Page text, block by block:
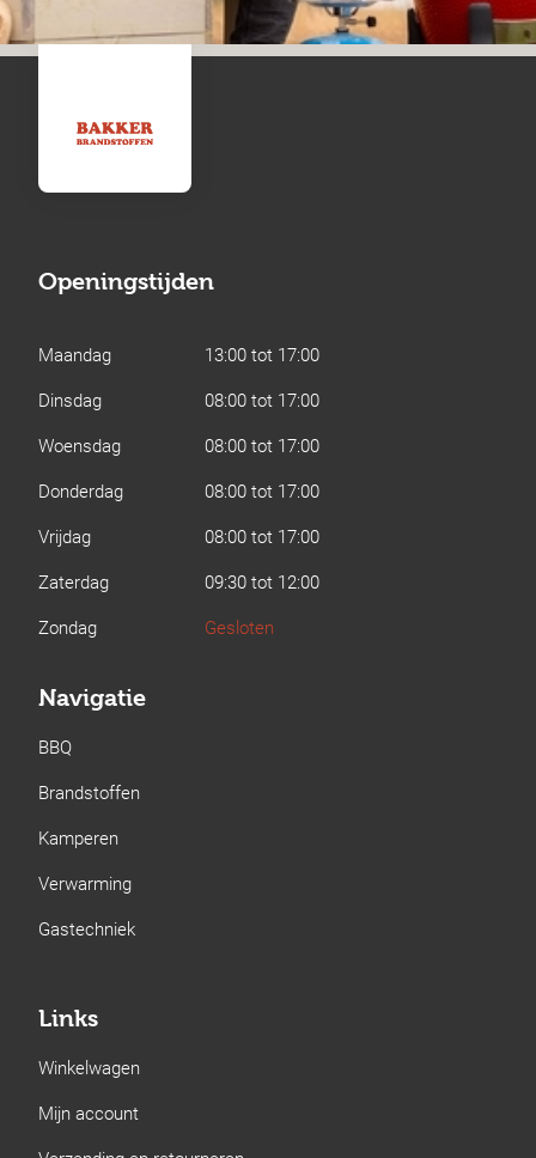
Openingstijden
Maandag
13:00 tot 17:00
Dinsdag
08:00 tot 17:00
Woensdag
08:00 tot 17:00
Donderdag
08:00 tot 17:00
Vrijdag
08:00 tot 17:00
Zaterdag
09:30 tot 12:00
Zondag
Gesloten
Navigatie
BBQ
Brandstoffen
Kamperen
Verwarming
Gastechniek
Links
Winkelwagen
Mijn account